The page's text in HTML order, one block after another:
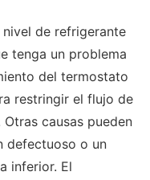
de refrigerante
tenga un problema
del termostato
restringir el flujo de
causas pueden
defectuoso o un
inferior. El